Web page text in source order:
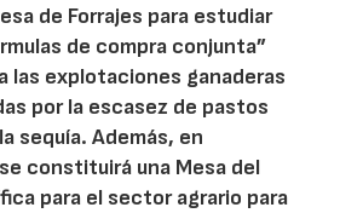
de Forrajes para estudiar
de compra conjunta”
las explotaciones ganaderas
por la escasez de pastos
sequía. Además, en
constituirá una Mesa del
para el sector agrario para